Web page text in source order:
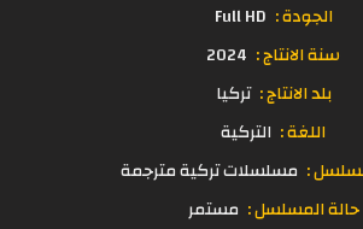
الجودة : Full HD
سنة الانتاج : 2024
بلد الانتاج : تركيا
اللغة : التركية
: مسلسلات تركية مترجمة
حالة المسلسل : مستمر